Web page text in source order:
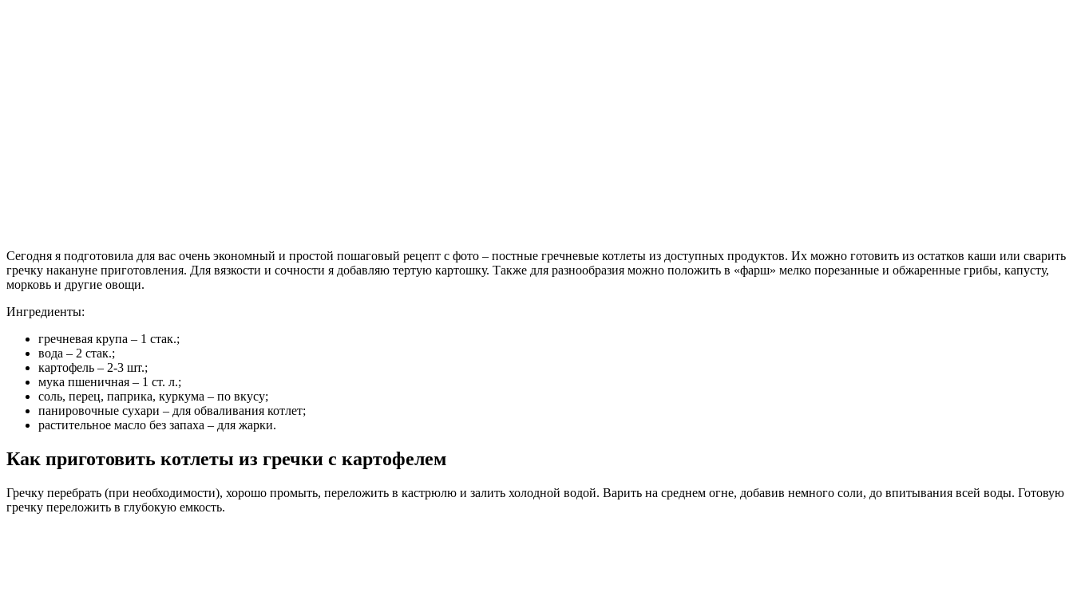
Сегодня я подготовила для вас очень экономный и простой пошаговый рецепт с фото – постные гречневые котлеты из доступных продуктов. Их можно готовить из остатков каши или сварить
гречку накануне приготовления. Для вязкости и сочности я добавляю тертую картошку. Также для разнообразия можно положить в «фарш» мелко порезанные и обжаренные грибы, капусту,
морковь и другие овощи.
Ингредиенты:
гречневая крупа – 1 стак.;
вода – 2 стак.;
картофель – 2-3 шт.;
мука пшеничная – 1 ст. л.;
соль, перец, паприка, куркума – по вкусу;
панировочные сухари – для обваливания котлет;
растительное масло без запаха – для жарки.
Как приготовить котлеты из гречки с картофелем
Гречку перебрать (при необходимости), хорошо промыть, переложить в кастрюлю и залить холодной водой. Варить на среднем огне, добавив немного соли, до впитывания всей воды. Готовую
гречку переложить в глубокую емкость.